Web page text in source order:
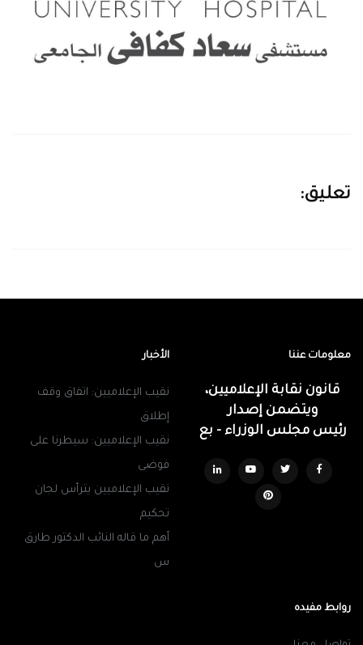
تعليق:
معلومات عننا
قانون نقابة الإعلاميين،
ويتضمن إصدار
رئيس مجلس الوزراء - بع
الأخبار
نقيب الإعلاميين: اتفاق وقف
إطلاق
نقيب الإعلاميين: سيطرنا على
فوضى
نقيب الإعلاميين يترأس لجان
تحكيم
أهم ما قاله النائب الدكتور طارق
س
روابط مفيده